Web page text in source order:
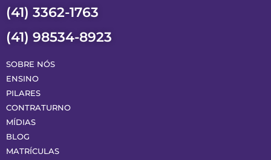
(41) 3362-1763
(41) 98534-8923
SOBRE NÓS
ENSINO
PILARES
CONTRATURNO
MÍDIAS
BLOG
MATRÍCULAS